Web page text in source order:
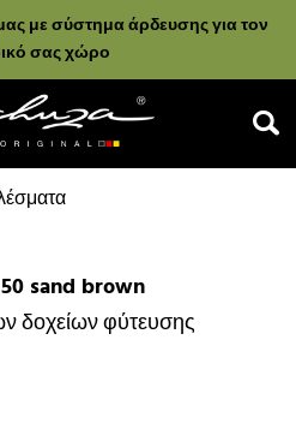
με σύστημα άρδευσης για τον
σας χώρο
sand brown
δοχείων φύτευσης